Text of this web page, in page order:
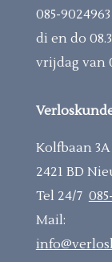
085-9024963
di en do
vrijdag van
Kolfbaan 3A
2421 BD
Tel 24/7
Mail: